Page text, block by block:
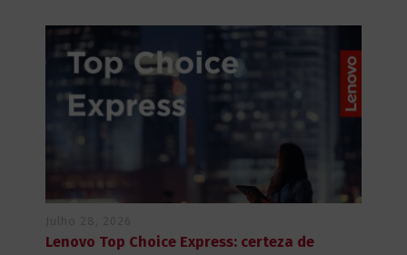
Lenovo Top Choice Express: certeza de